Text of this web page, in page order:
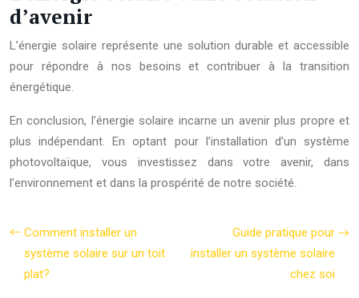
d’avenir
L’énergie solaire représente une solution durable et accessible
pour répondre à nos besoins et contribuer à la transition
énergétique.
En conclusion, l’énergie solaire incarne un avenir plus propre et
plus indépendant. En optant pour l’installation d’un système
photovoltaïque, vous investissez dans votre avenir, dans
l’environnement et dans la prospérité de notre société.
Comment installer un
système solaire sur un toit
plat?
Guide pratique pour
installer un système solaire
chez soi